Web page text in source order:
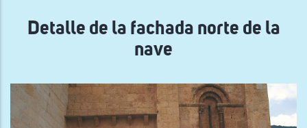
Detalle de la fachada norte de la
nave